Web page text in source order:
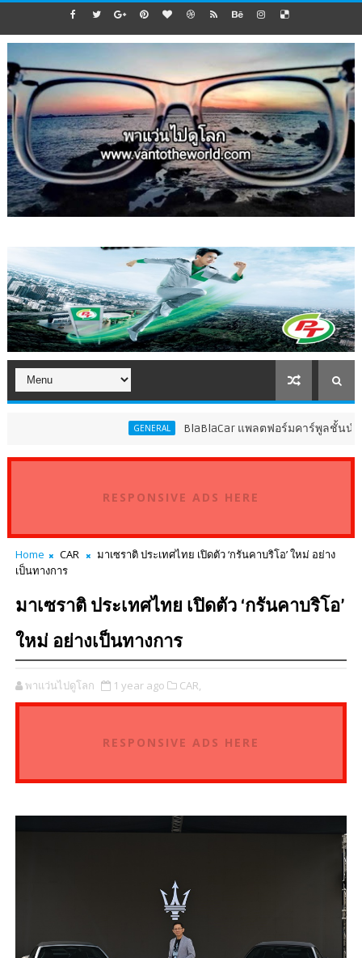
BlaBlaCar แพลตฟอร์มคาร์พูลชั้นนำระดับโลก
RESPONSIVE ADS HERE
Home CAR
มาเซราติ ประเทศไทย เปิดตัว ‘กรันคาบริโอ’ ใหม่ อย่าง
เป็นทางการ
มาเซราติ ประเทศไทย เปิดตัว ‘กรันคาบริโอ’
ใหม่ อย่างเป็นทางการ
พาแว่นไปดูโลก 1 year ago CAR,
RESPONSIVE ADS HERE